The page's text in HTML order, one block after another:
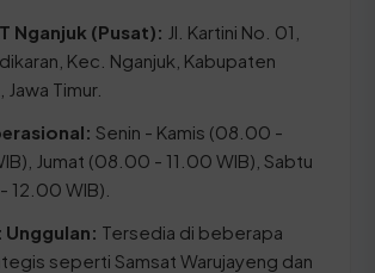
Nganjuk (Pusat): Jl. Kartini No. 01,
Kec. Nganjuk, Kabupaten
Jawa Timur.
Senin - Kamis (08.00 -
Jumat (08.00 - 11.00 WIB), Sabtu
12.00 WIB).
Unggulan: Tersedia di beberapa
seperti Samsat Warujayeng dan